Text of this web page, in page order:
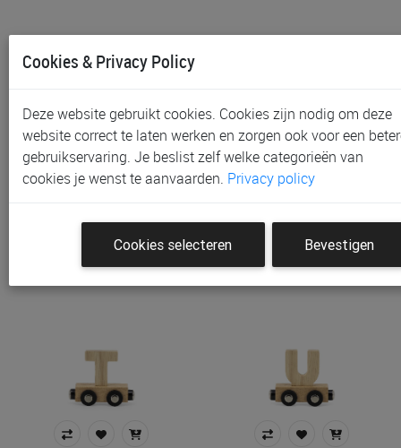
Treinletter Tryco Letter R Treinletter Tryco Letter S
Cookies & Privacy Policy
Deze website gebruikt cookies. Cookies zijn nodig om deze
website correct te laten werken en zorgen ook voor een
gebruikservaring. Je beslist zelf welke categorieën van
cookies je wenst te aanvaarden. Privacy policy
Cookies selecteren Bevestigen